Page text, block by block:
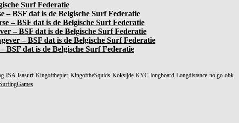
Surf Federatie
BSF dat is de Belgische Surf Federatie
– BSF dat is de Belgische Surf Federatie
– BSF dat is de Belgische Surf Federatie
– BSF dat is de Belgische Surf Federatie
dat is de Belgische Surf Federatie
ISA isasurf Kingofthepier KingoftheSquids Koksijde KYC longboard Longdistance no go obk